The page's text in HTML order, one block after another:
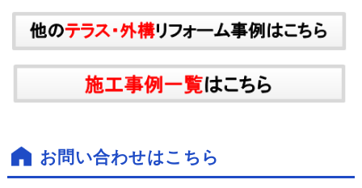
お問い合わせはこちら